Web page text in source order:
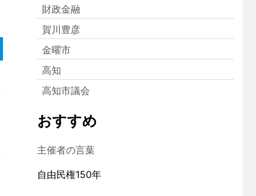
財政金融
賀川豊彦
金曜市
高知
高知市議会
おすすめ
主催者の言葉
自由民権150年